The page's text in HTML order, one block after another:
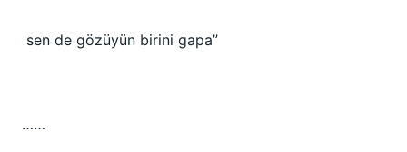
sen de gözüyün birini gapa”
……